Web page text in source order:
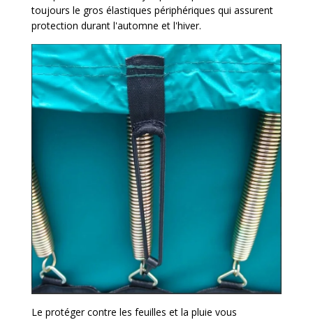
toujours le gros élastiques périphériques qui assurent
protection durant l'automne et l'hiver.
Le protéger contre les feuilles et la pluie vous